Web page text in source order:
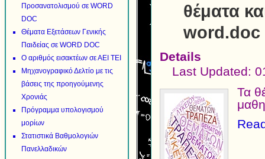
Προσανατολισμού σε WORD
DOC
Θέματα Εξετάσεων Γενικής
Παιδείας σε WORD DOC
Ο αριθμός εισακτέων σε ΑΕΙ ΤΕΙ
Μηχανογραφικό Δελτίο με τις
βάσεις της προηγούμενης
Χρονιάς
Πρόγραμμα υπολογισμού
μορίων
Στατιστικά Βαθμολογιών
Πανελλαδικών
θέματα
word.doc
Details
Last Updated:
Τα